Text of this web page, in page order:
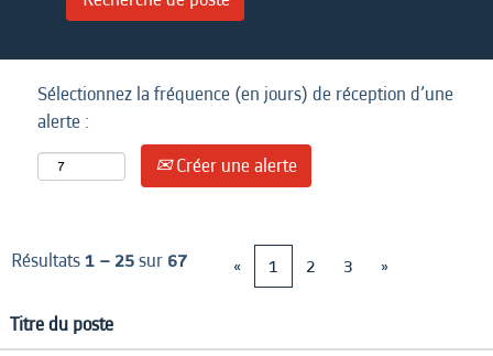
Sélectionnez la fréquence (en jours) de réception d’une
alerte :
Créer une alerte
Résultats1 – 25sur 67 « 1 2 3 »
Titre du poste